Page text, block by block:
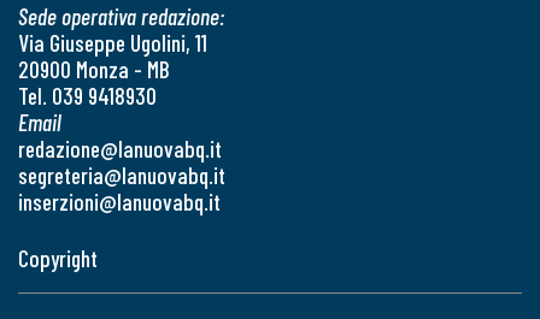
Sede operativa redazione:
Via Giuseppe Ugolini, 11
20900 Monza - MB
Tel. 039 9418930
Email
redazione@lanuovabq.it
segreteria@lanuovabq.it
inserzioni@lanuovabq.it
Copyright